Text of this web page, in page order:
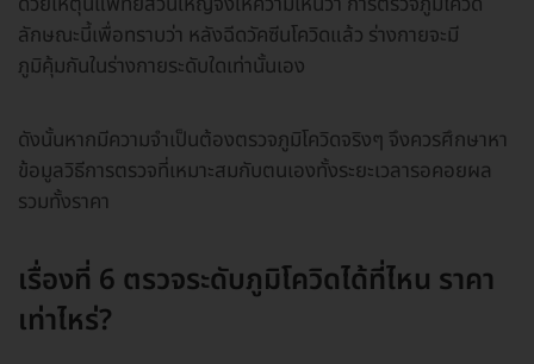
ลักษณะนี้เพื่อทราบว่า หลังฉีดวัคซีนโควิดแล้ว ร่างกายจะมี
ภูมิคุ้มกันในร่างกายระดับใดเท่านั้นเอง
ดังนั้นหากมีความจำเป็นต้องตรวจภูมิโควิดจริงๆ จึงควรศึกษาหา
ข้อมูลวิธีการตรวจที่เหมาะสมกับตนเองทั้งระยะเวลารอคอยผล
รวมทั้งราคา
เรื่องที่ 6 ตรวจระดับภูมิโควิดได้ที่ไหน ราคา
เท่าไหร่?